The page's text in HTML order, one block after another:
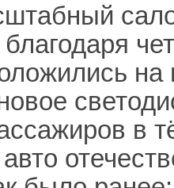
благодаря
в